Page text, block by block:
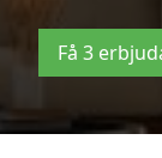
Få 3